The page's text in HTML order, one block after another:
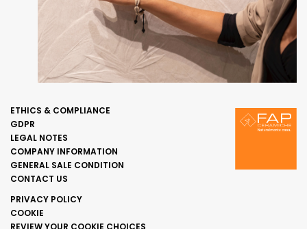
ETHICS & COMPLIANCE
GDPR
LEGAL NOTES
COMPANY INFORMATION
GENERAL SALE CONDITION
CONTACT US
PRIVACY POLICY
COOKIE
REVIEW YOUR COOKIE CHOICES